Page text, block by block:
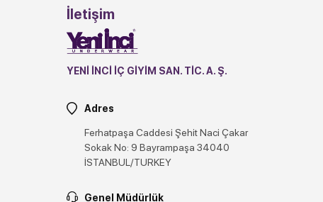
İletişim
YENİ İNCİ İÇ GİYİM SAN. TİC. A. Ş.
Adres
Ferhatpaşa Caddesi Şehit Naci Çakar
Sokak No: 9 Bayrampaşa 34040
İSTANBUL/TURKEY
Genel Müdürlük